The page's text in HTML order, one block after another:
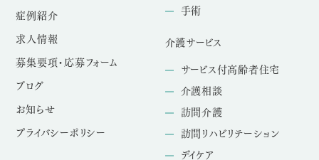
症例紹介
求人情報
募集要項・応募フォーム
ブログ
お知らせ
プライバシーポリシー
手術
介護サービス
サービス付高齢者住宅
介護相談
訪問介護
訪問リハビリテーション
デイケア